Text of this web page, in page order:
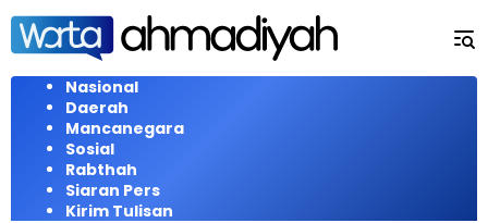
Langsung
konten
Nasional
Daerah
Mancanegara
Sosial
Rabthah
Siaran Pers
Kirim Tulisan